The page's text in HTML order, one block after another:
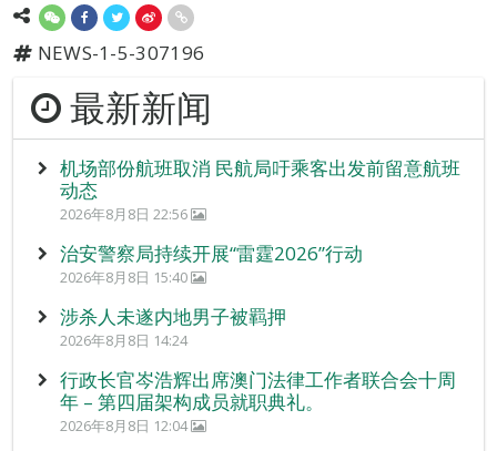
NEWS-1-5-307196
最新新闻
机场部份航班取消 民航局吁乘客出发前留意航班
动态
2026年8月8日 22:56
治安警察局持续开展“雷霆2026”行动
2026年8月8日 15:40
涉杀人未遂内地男子被羁押
2026年8月8日 14:24
行政长官岑浩辉出席澳门法律工作者联合会十周
年 – 第四届架构成员就职典礼。
2026年8月8日 12:04